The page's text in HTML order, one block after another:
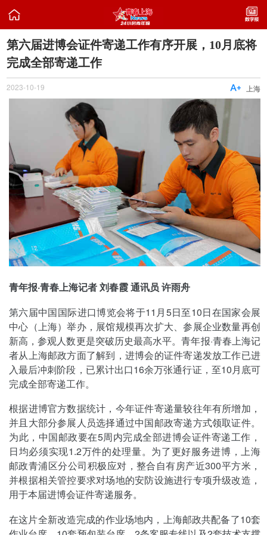

第六届进博会证件寄递工作有序开展，10月底将
完成全部寄递工作
2023-10-19 上海

青年报·青春上海记者 刘春霞 通讯员 许雨舟
第六届中国国际进口博览会将于11月5日至10日在国家会展
中心（上海）举办，展馆规模再次扩大、参展企业数量再创
新高，参观人数更是突破历史最高水平。青年报·青春上海记
者从上海邮政方面了解到，进博会的证件寄递发放工作已进
入最后冲刺阶段，已累计出口16余万张通行证，至10月底可
完成全部寄递工作。
根据进博官方数据统计，今年证件寄递量较往年有所增加，
并且大部分参展人员选择通过中国邮政寄递方式领取证件。
为此，中国邮政要在5周内完成全部进博会证件寄递工作，
日均必须实现1.2万件的处理量。为了更好服务进博，上海
邮政青浦区分公司积极应对，整合自有房产近300平方米，
并根据相关管控要求对场地的安防设施进行专项升级改造，
用于本届进博会证件寄递服务。
在这片全新改造完成的作业场地内，上海邮政共配备了10套